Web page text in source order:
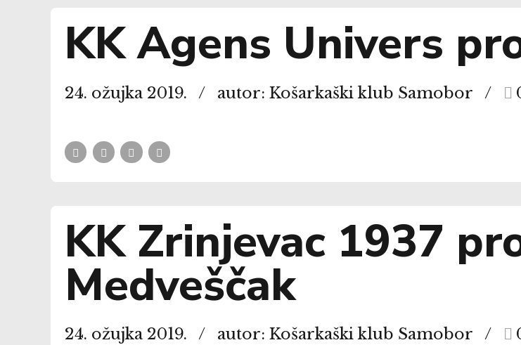
KK Agens Univers
24. ožujka 2019. autor: Košarkaški klub Samobor
KK Zrinjevac 1937
Medveščak
24. ožujka 2019. autor: Košarkaški klub Samobor